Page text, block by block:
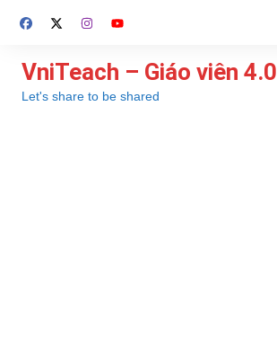
đến
dung
VniTeach – Giáo viên 4.0
Let's share to be shared